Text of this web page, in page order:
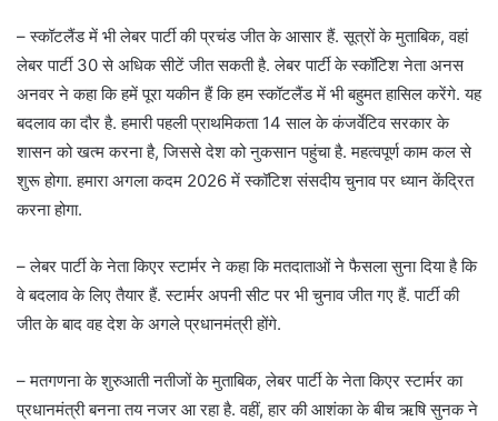
– स्कॉटलैंड में भी लेबर पार्टी की प्रचंड जीत के आसार हैं. सूत्रों के मुताबिक, वहां
लेबर पार्टी 30 से अधिक सीटें जीत सकती है. लेबर पार्टी के स्कॉटिश नेता अनस
अनवर ने कहा कि हमें पूरा यकीन हैं कि हम स्कॉटलैंड में भी बहुमत हासिल करेंगे. यह
बदलाव का दौर है. हमारी पहली प्राथमिकता 14 साल के कंजर्वेटिव सरकार के
शासन को खत्म करना है, जिससे देश को नुकसान पहुंचा है. महत्वपूर्ण काम कल से
शुरू होगा. हमारा अगला कदम 2026 में स्कॉटिश संसदीय चुनाव पर ध्यान केंद्रित
करना होगा.
– लेबर पार्टी के नेता किएर स्टार्मर ने कहा कि मतदाताओं ने फैसला सुना दिया है कि
वे बदलाव के लिए तैयार हैं. स्टार्मर अपनी सीट पर भी चुनाव जीत गए हैं. पार्टी की
जीत के बाद वह देश के अगले प्रधानमंत्री होंगे.
– मतगणना के शुरुआती नतीजों के मुताबिक, लेबर पार्टी के नेता किएर स्टार्मर का
प्रधानमंत्री बनना तय नजर आ रहा है. वहीं, हार की आशंका के बीच ऋषि सुनक ने